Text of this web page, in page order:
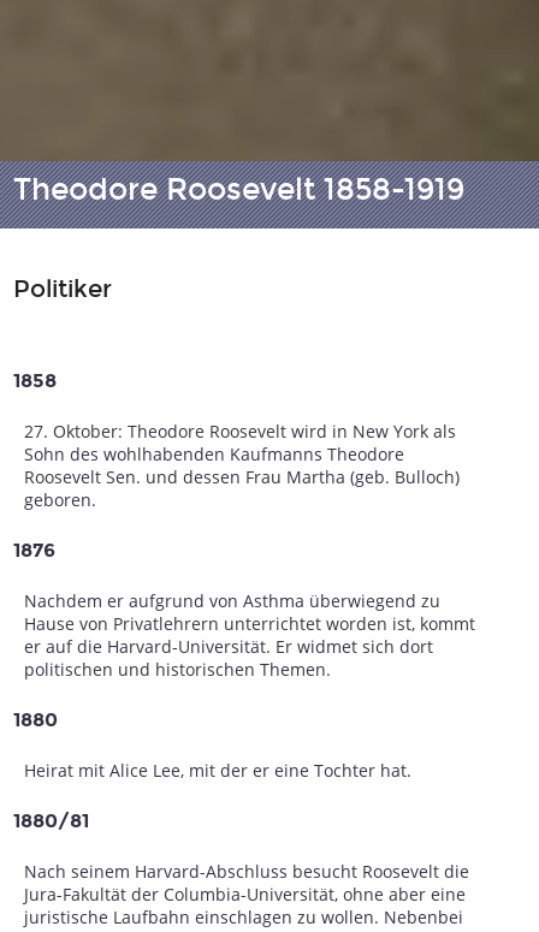
Theodore Roosevelt 1858-1919
Politiker
1858
27. Oktober: Theodore Roosevelt wird in New York als
Sohn des wohlhabenden Kaufmanns Theodore
Roosevelt Sen. und dessen Frau Martha (geb. Bulloch)
geboren.
1876
Nachdem er aufgrund von Asthma überwiegend zu
Hause von Privatlehrern unterrichtet worden ist, kommt
er auf die Harvard-Universität. Er widmet sich dort
politischen und historischen Themen.
1880
Heirat mit Alice Lee, mit der er eine Tochter hat.
1880/81
Nach seinem Harvard-Abschluss besucht Roosevelt die
Jura-Fakultät der Columbia-Universität, ohne aber eine
juristische Laufbahn einschlagen zu wollen. Nebenbei